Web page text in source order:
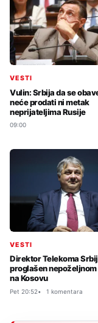
VESTI
Vulin: Srbija da se
neće prodati ni metak
neprijateljima Rusije
09:00
VESTI
Direktor Telekoma
proglašen
na Kosovu
Pet 20:52 1 komentara